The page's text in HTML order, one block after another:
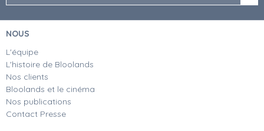
NOUS
L'équipe
L'histoire de Bloolands
Nos clients
Bloolands et le cinéma
Nos publications
Contact Presse